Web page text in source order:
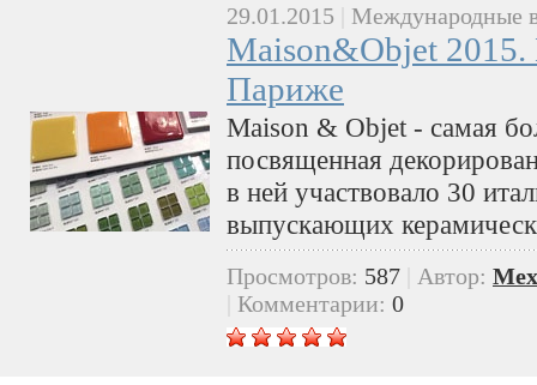
29.01.2015 Международные
Maison&Objet 2015.
Париже
Maison & Objet - самая
посвященная
в ней участвовало 30
выпускающих
Просмотров: 587 Автор:
Комментарии: 0